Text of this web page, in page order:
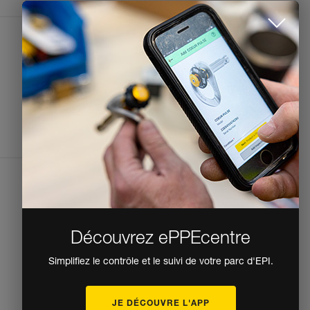
Découvrez ePPEcentre
Simplifiez le contrôle et le suivi de votre parc d'EPI.
JE DÉCOUVRE L'APP
CONTACTEZ-NOUS
Name
Email
Phone
Formulaire de contact
Espace presse
Mentions légales
Politique de confidentialité et de traitement
des données personnelles
Déclaration d'accessibilité